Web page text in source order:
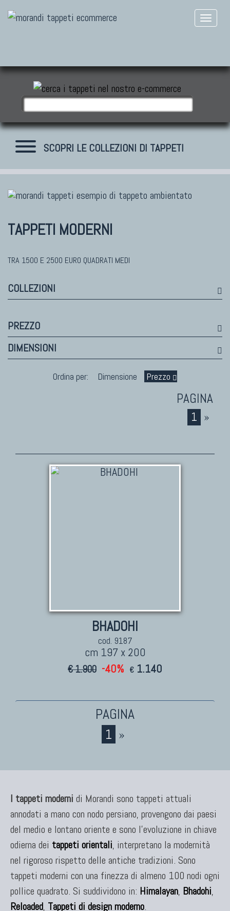
SCOPRI LE COLLEZIONI DI TAPPETI
TAPPETI MODERNI
Himalayan
Kala Laie
Tappeti Moderni Collezione Morandi
TAPPETI DI DESIGN D'ARTE
Marco Nereo Rotelli
Daniela Marchetti
Collezione Hyderabad
Collezione Peshawar
Collezione Zigler
Tappeti Caucasici Antichi: Kazak
Tappeti Caucasici Antichi: Karabagh
Tappeti Caucasici Vecchi E Nuovi
TAPPETI ANTICHI DA COLLEZIONE
Tappeti Anatolici Antichi
Tappeti Cinesi Antichi
Tappeti Turcomanni Antichi
Tappeti Agra Antichi E Antica Asia
TAPPETI MODERNI
TRA 1500 E 2500 EURO QUADRATI MEDI
COLLEZIONI
PREZZO
DIMENSIONI
Ordina per: Dimensione Prezzo
1 »
BHADOHI
cod. 9187
cm 197 x 200
€ 1.900 -40% € 1.140
1 »
I tappeti moderni di Morandi sono tappeti attuali
annodati a mano con nodo persiano, provengono dai paesi
del medio e lontano oriente e sono l'evoluzione in chiave
odierna dei tappeti orientali, interpretano la modernità
nel rigoroso rispetto delle antiche tradizioni. Sono
tappeti moderni con una finezza di almeno 100 nodi ogni
pollice quadrato. Si suddividono in: Himalayan, Bhadohi,
Reloaded, Tappeti di design moderno.